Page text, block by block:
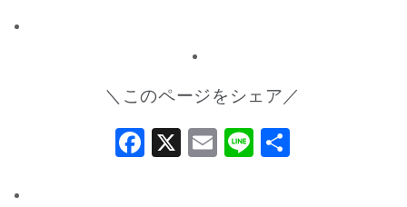
＼このページをシェア／
Facebook
X Email
Line